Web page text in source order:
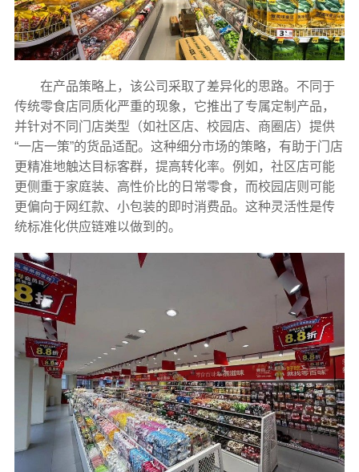
在产品策略上，该公司采取了差异化的思路。不同于
传统零食店同质化严重的现象，它推出了专属定制产品，
并针对不同门店类型（如社区店、校园店、商圈店）提供
“一店一策”的货品适配。这种细分市场的策略，有助于门店
更精准地触达目标客群，提高转化率。例如，社区店可能
更侧重于家庭装、高性价比的日常零食，而校园店则可能
更偏向于网红款、小包装的即时消费品。这种灵活性是传
统标准化供应链难以做到的。